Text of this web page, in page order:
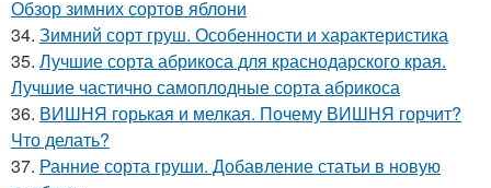
Обзор зимних сортов яблони
34. Зимний сорт груш. Особенности и характеристика
35. Лучшие сорта абрикоса для краснодарского края.
Лучшие частично самоплодные сорта абрикоса
36. ВИШНЯ горькая и мелкая. Почему ВИШНЯ горчит?
Что делать?
37. Ранние сорта груши. Добавление статьи в новую